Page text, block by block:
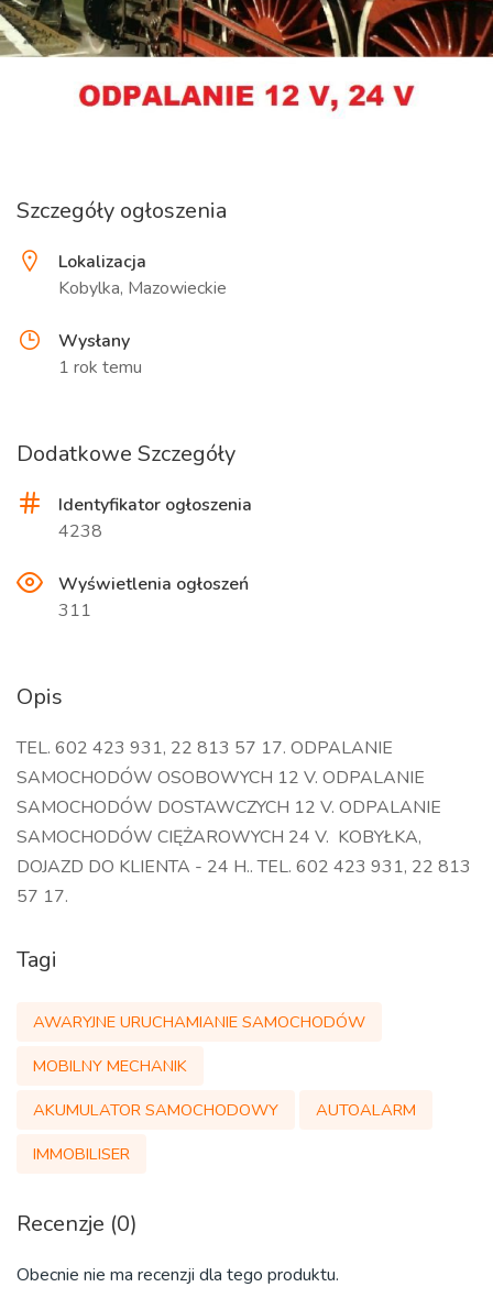
Szczegóły ogłoszenia
Lokalizacja
Kobylka, Mazowieckie
Wysłany
1 rok temu
Dodatkowe Szczegóły
Identyfikator ogłoszenia
4238
Wyświetlenia ogłoszeń
311
Opis
TEL. 602 423 931, 22 813 57 17. ODPALANIE
SAMOCHODÓW OSOBOWYCH 12 V. ODPALANIE
SAMOCHODÓW DOSTAWCZYCH 12 V. ODPALANIE
SAMOCHODÓW CIĘŻAROWYCH 24 V. KOBYŁKA,
DOJAZD DO KLIENTA - 24 H.. TEL. 602 423 931, 22 813
57 17.
Tagi
AWARYJNE URUCHAMIANIE SAMOCHODÓW
MOBILNY MECHANIK
AKUMULATOR SAMOCHODOWY
AUTOALARM
IMMOBILISER
Recenzje (0)
Obecnie nie ma recenzji dla tego produktu.